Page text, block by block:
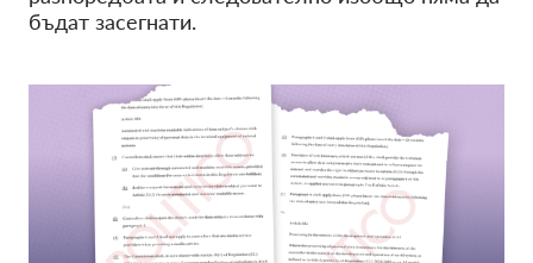
бъдат засегнати.